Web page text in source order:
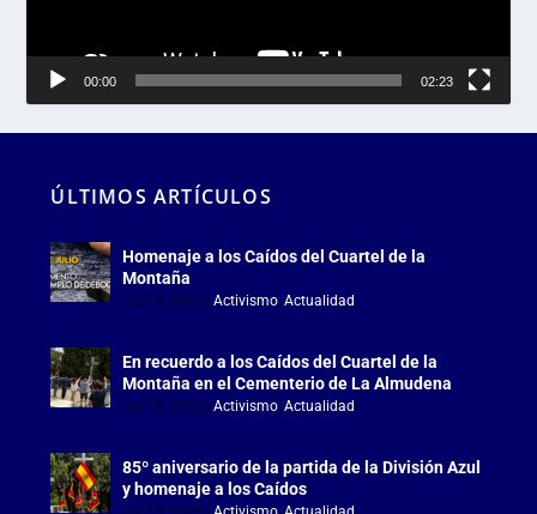
00:00 02:23
ÚLTIMOS ARTÍCULOS
Homenaje a los Caídos del Cuartel de la
Montaña
Jul 18, 2026 |Activismo ,Actualidad
En recuerdo a los Caídos del Cuartel de la
Montaña en el Cementerio de La Almudena
Jul 18, 2026 |Activismo ,Actualidad
85º aniversario de la partida de la División Azul
y homenaje a los Caídos